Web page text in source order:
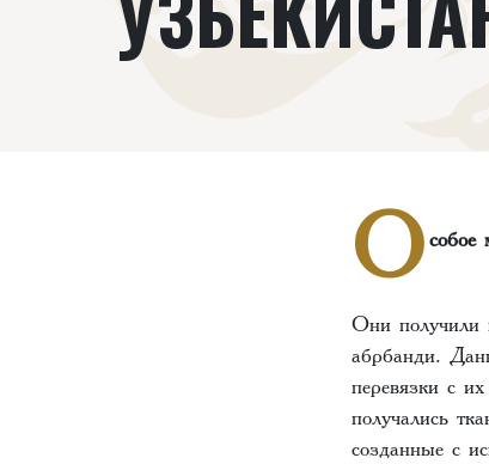
Особое
Они получили
абрбанди.
перевязки с
получались
созданные с